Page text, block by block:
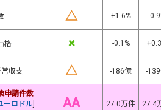
△ +1.6% -
格 × -0.1%
収支 △ -186億 -
申請件数
ーロドル AA 27.0万件 27.4